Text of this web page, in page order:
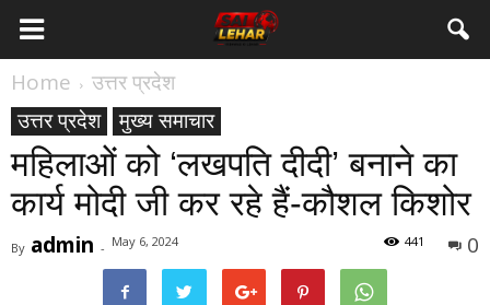
Home
उत्तर प्रदेश
उत्तर प्रदेश
मुख्य समाचार
महिलाओं को ‘लखपति दीदी’ बनाने का
कार्य मोदी जी कर रहे हैं-कौशल किशोर
By admin - May 6, 2024 0
441